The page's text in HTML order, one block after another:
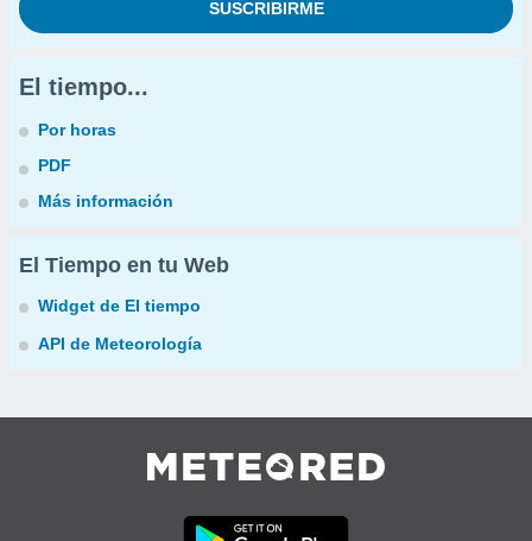
El tiempo...
Por horas
PDF
Más información
El Tiempo en tu Web
Widget de El tiempo
API de Meteorología